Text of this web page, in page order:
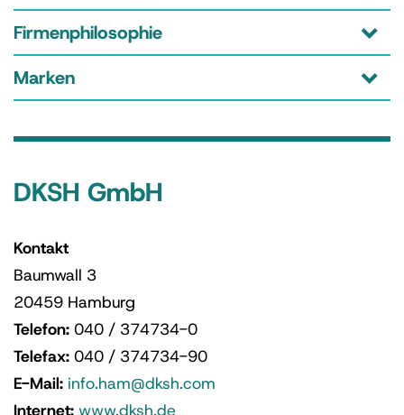
Firmenphilosophie
Marken
DKSH GmbH
Kontakt
Baumwall 3
20459 Hamburg
Telefon: 040 / 374734-0
Telefax: 040 / 374734-90
E-Mail: info.ham@dksh.com
Internet: www.dksh.de